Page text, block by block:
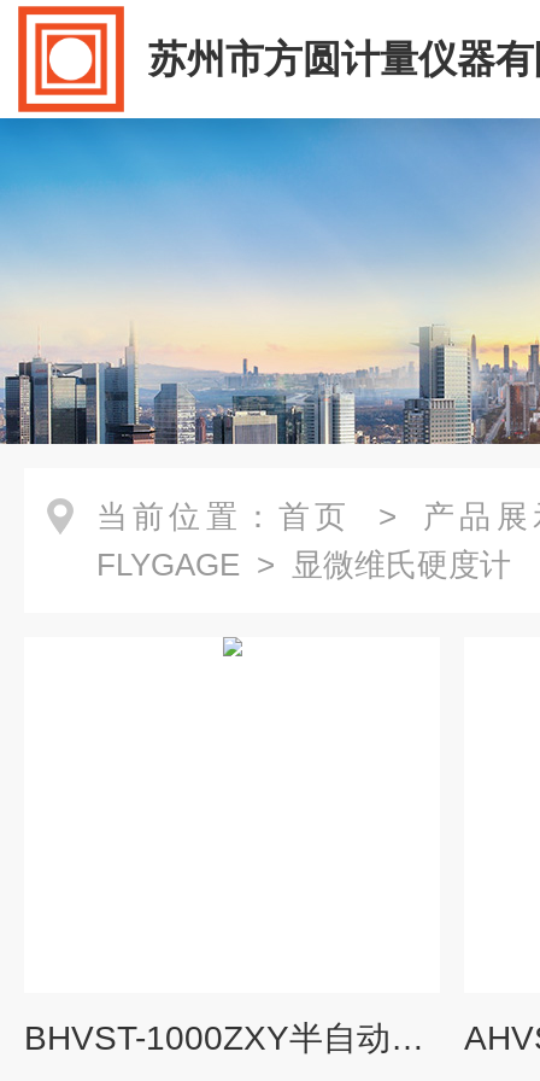
苏州市方圆计量仪器
当前位置： 首页 > 产品展
FLYGAGE > 显微维氏硬度计
BHVST-1000ZXY半自动显微维氏硬度计